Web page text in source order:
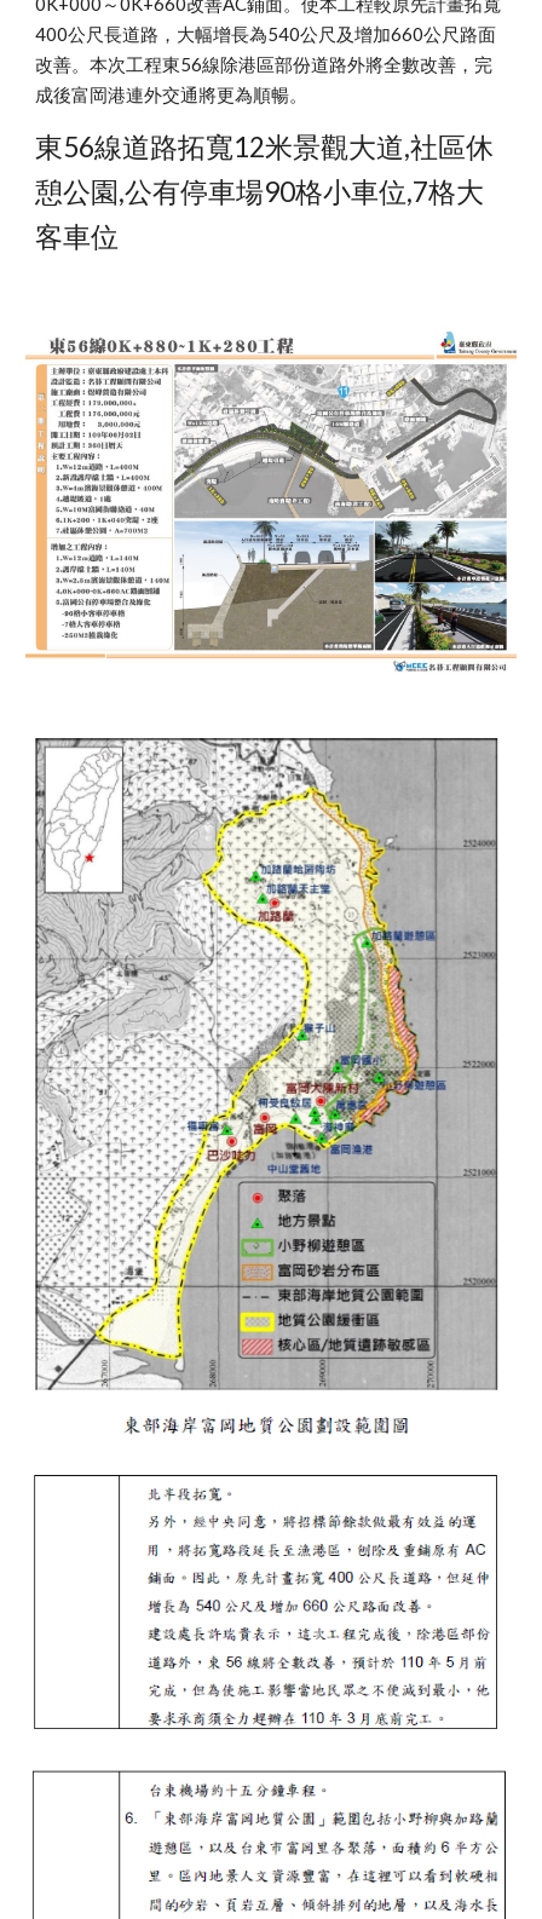
400公尺長道路，大幅增長為540公尺及增加660公尺路面
改善。本次工程東56線除港區部份道路外將全數改善，完
成後富岡港連外交通將更為順暢。
東56線道路拓寬12米景觀大道,社區休
憩公園,公有停車場90格小車位,7格大
客車位